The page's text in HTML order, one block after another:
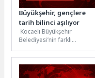
Büyükşehir, gençlere
tarih bilinci aşılıyor
Kocaeli Büyükşehir
Belediyesi’nin farklı
İrade Sohbetleri”, gençleri
tarih ve kültürle
buluşturmaya devam...